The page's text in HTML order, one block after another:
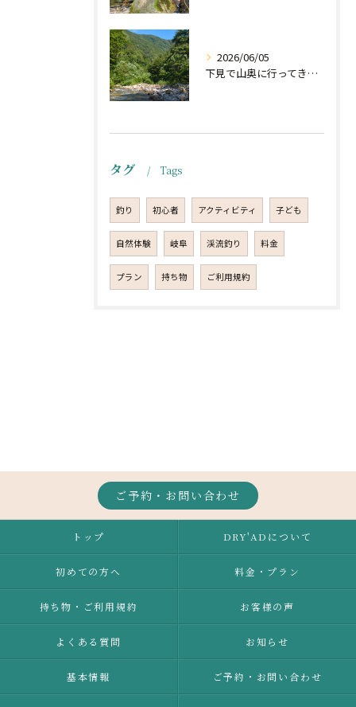
2026/06/05
下見で山奥に行ってきました。
タグ Tags
釣り 初心者 アクティビティ 子ども
自然体験 岐阜 渓流釣り 料金
プラン 持ち物 ご利用規約
ご予約・お問い合わせ
トップ DRY'ADについて
初めての方へ 料金・プラン
持ち物・ご利用規約 お客様の声
よくある質問 お知らせ
基本情報 ご予約・お問い合わせ